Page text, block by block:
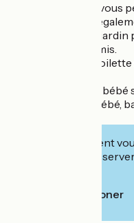
Une cour fermée vous
Vous disposerez
les motos, et d’un
famille ou entre amis.
Linge de lit et de
Des équipements
(chaise haute, lit bébé,
Cet établissement
leur site pour
Téléphoner